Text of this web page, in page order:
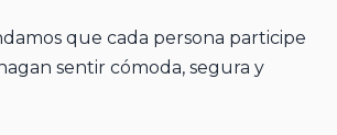
que cada persona participe
sentir cómoda, segura y